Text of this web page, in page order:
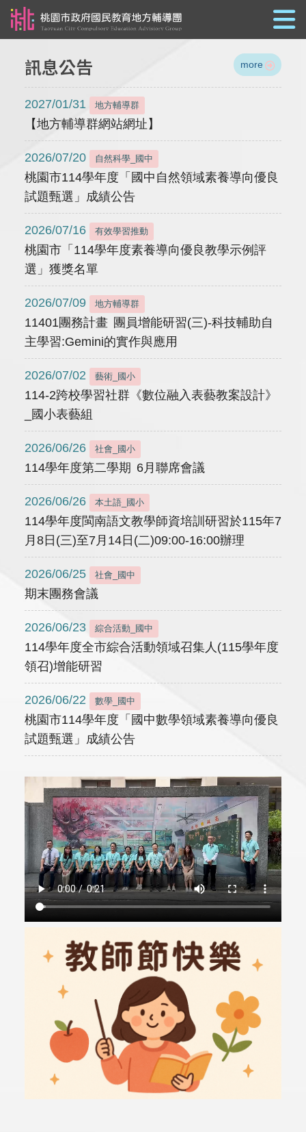
訊息公告 more
2027/01/31 地方輔導群
【地方輔導群網站網址】
2026/07/20 自然科學_國中
桃園市114學年度「國中自然領域素養導向優良
試題甄選」成績公告
2026/07/16 有效學習推動
桃園市「114學年度素養導向優良教學示例評
選」獲獎名單
2026/07/09 地方輔導群
11401團務計畫 團員增能研習(三)-科技輔助自
主學習:Gemini的實作與應用
2026/07/02 藝術_國小
114-2跨校學習社群《數位融入表藝教案設計》
_國小表藝組
2026/06/26 社會_國小
114學年度第二學期 6月聯席會議
2026/06/26 本土語_國小
114學年度閩南語文教學師資培訓研習於115年7
月8日(三)至7月14日(二)09:00-16:00辦理
2026/06/25 社會_國中
期末團務會議
2026/06/23 綜合活動_國中
114學年度全市綜合活動領域召集人(115學年度
領召)增能研習
2026/06/22 數學_國中
桃園市114學年度「國中數學領域素養導向優良
試題甄選」成績公告